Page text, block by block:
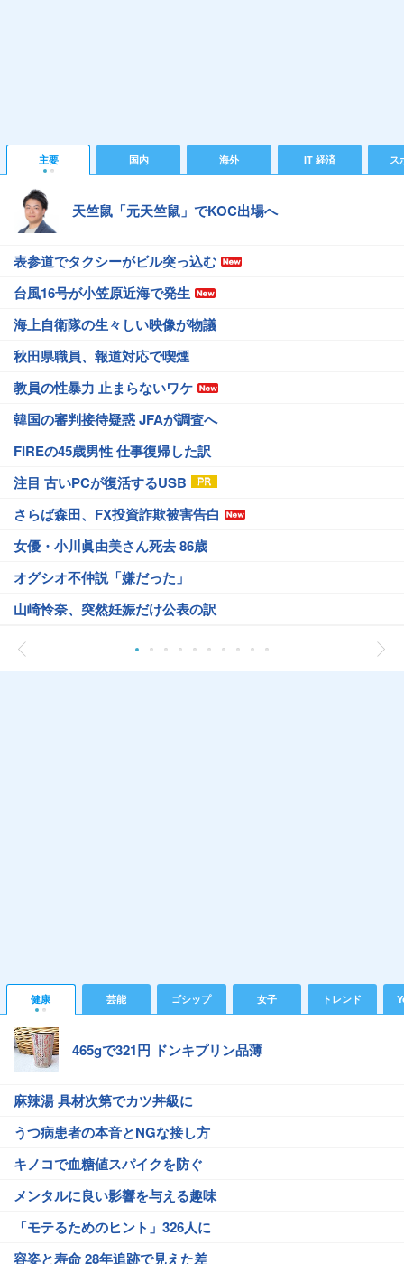
主要 国内 海外 IT 経済 ス
天竺鼠「元天竺鼠」でKOC出場へ
表参道でタクシーがビル突っ込む
台風16号が小笠原近海で発生
海上自衛隊の生々しい映像が物議
秋田県職員、報道対応で喫煙
教員の性暴力 止まらないワケ
韓国の審判接待疑惑 JFAが調査へ
FIREの45歳男性 仕事復帰した訳
注目 古いPCが復活するUSB
さらば森田、FX投資詐欺被害告白
女優・小川眞由美さん死去 86歳
オグシオ不仲説「嫌だった」
山崎怜奈、突然妊娠だけ公表の訳
健康 芸能 ゴシップ 女子 トレンド
465gで321円 ドンキプリン品薄
麻辣湯 具材次第でカツ丼級に
うつ病患者の本音とNGな接し方
キノコで血糖値スパイクを防ぐ
メンタルに良い影響を与える趣味
「モテるためのヒント」326人に
容姿と寿命 28年追跡で見えた差